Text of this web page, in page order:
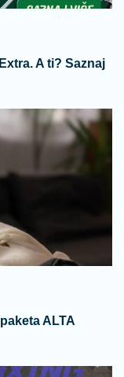
A ti? Saznaj
ALTA